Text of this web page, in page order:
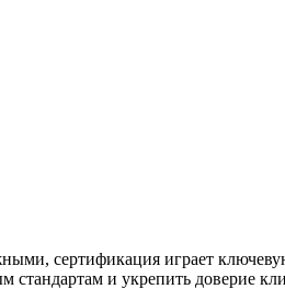
сертификация играет
стандартам и укрепить доверие